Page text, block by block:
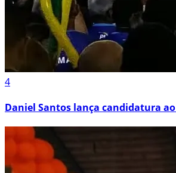
4
Daniel Santos lança candidatura